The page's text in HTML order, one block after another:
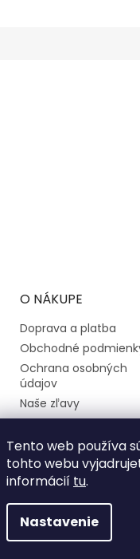
Tento web používa
tohto webu
informácií tu.
Nastavenie
O NÁKUPE
Doprava a platba
Obchodné
Ochrana osobných
údajov
Naše zľavy
. Všetky práva